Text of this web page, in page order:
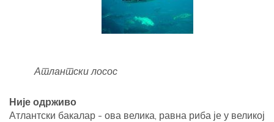
Атлантски лосос
Није одрживо
Атлантски бакалар - ова велика, равна риба је у великој